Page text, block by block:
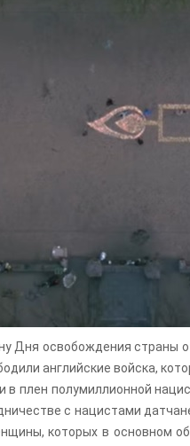
Дня освобождения страны
английские войска,
плен полумиллионной
с нацистами
которых в основном